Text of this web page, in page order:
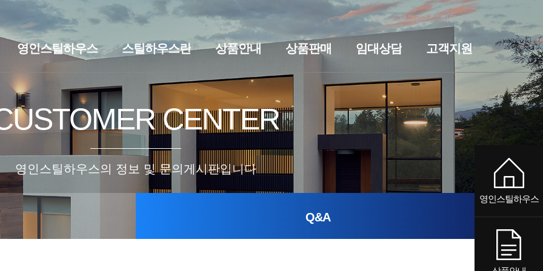
영인스틸하우스
홈 로그인 회원가입
영인스틸하우스
브랜드스토리 찾아오시는길
스틸하우스란
스틸하우스란
상품안내
세컨하우스·전원주택 기숙사·사무실 펜션
상품판매
세컨하우스·전원주택 기숙사·사무실
임대상담
임대상담
고객지원
공지사항
CENTER
영인스틸하우스의 정보 및 문의게시판입니다
Q&A